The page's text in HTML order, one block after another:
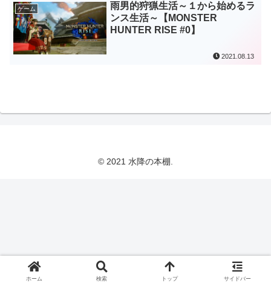
ゲーム
雨男的狩猟生活～１から始めるラ
ンス生活～【MONSTER
HUNTER RISE #0】
2021.08.13
© 2021 水降の本棚.
ホーム 検索 トップ サイドバー